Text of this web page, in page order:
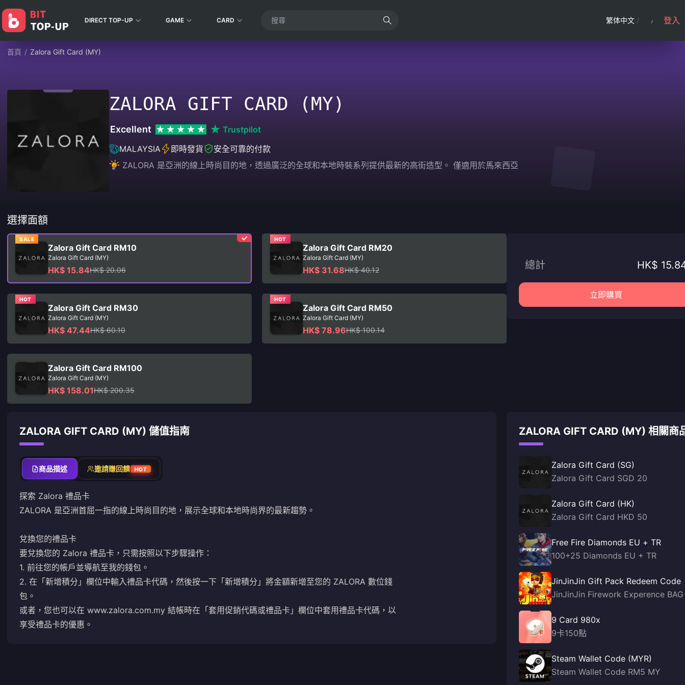
DIRECT TOP-UP GAME CARD 繁体中文 / 登入
首頁 / Zalora Gift Card (MY)
ZALORA GIFT CARD (MY)
Excellent
Trustpilot
MALAYSIA
即時發貨
安全可靠的付款
ZALORA 是亞洲的線上時尚目的地，透過廣泛的全球和本地時裝系列提供最新的高街造型。 僅適用於馬來西亞
選擇面額
SALE
Zalora Gift Card RM10
Zalora Gift Card (MY)
HK$ 15.84HK$ 20.06
HOT
Zalora Gift Card RM20
Zalora Gift Card (MY)
HK$ 31.68HK$ 40.12
HOT
Zalora Gift Card RM30
Zalora Gift Card (MY)
HK$ 47.44HK$ 60.10
HOT
Zalora Gift Card RM50
Zalora Gift Card (MY)
HK$ 78.96HK$ 100.14
Zalora Gift Card RM100
Zalora Gift Card (MY)
HK$ 158.01HK$ 200.35
總計 HK$
立即購買
ZALORA GIFT CARD (MY) 儲值指南
商品描述 邀請賺回饋 HOT
探索 Zalora 禮品卡
ZALORA 是亞洲首屈一指的線上時尚目的地，展示全球和本地時尚界的最新趨勢。
兌換您的禮品卡
要兌換您的 Zalora 禮品卡，只需按照以下步驟操作：
1. 前往您的帳戶並導航至我的錢包。
2. 在「新增積分」欄位中輸​​入禮品卡代碼，然後按一下「新增積分」將金額新增至您的 ZALORA 數位錢
包。
或者，您也可以在 www.zalora.com.my 結帳時在「套用促銷代碼或禮品卡」欄位中套用禮品卡代碼，以
享受禮品卡的優惠。
ZALORA GIFT CARD (MY) 相關商
Zalora Gift Card (SG)
Zalora Gift Card SGD 20
Zalora Gift Card (HK)
Zalora Gift Card HKD 50
Free Fire Diamonds EU + TR
100+25 Diamonds EU + TR
JinJinJin Gift Pack Redeem Code
JinJinJin Firework Experence BAG
9 Card 980x
9卡150點
Steam Wallet Code (MYR)
Steam Wallet Code RM5 MY